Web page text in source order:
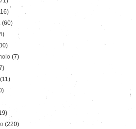
(60)
(7)
(11)
(220)